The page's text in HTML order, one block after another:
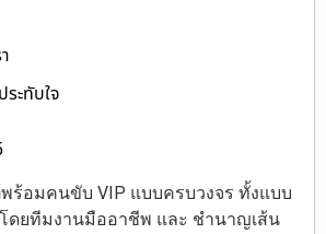
ะทับใจ
ร้อมคนขับ VIP แบบครบวงจร ทั้งแบบ
โดยทีมงานมืออาชีพ และ ชำนาญเส้น